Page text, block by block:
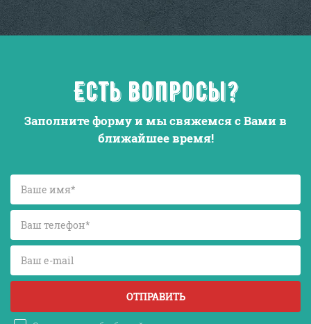
Есть вопросы?
Заполните форму и мы свяжемся с Вами в
ближайшее время!
ОТПРАВИТЬ